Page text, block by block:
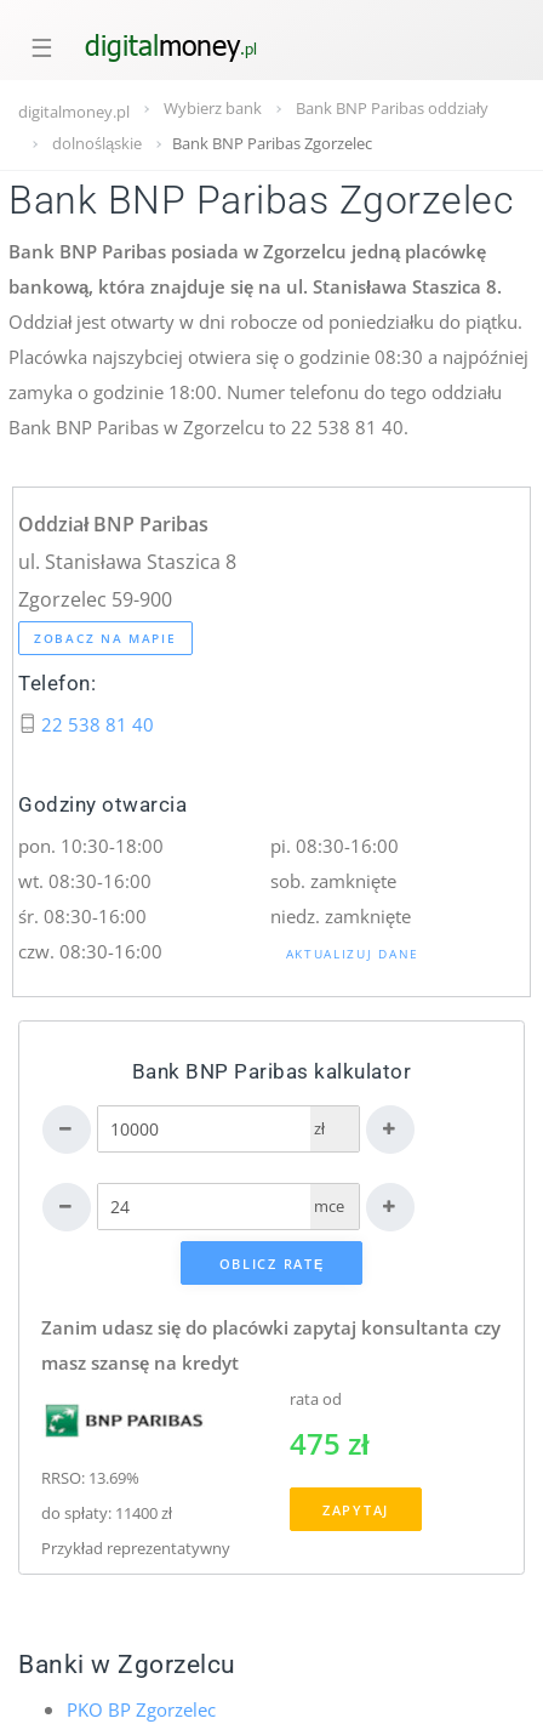
☰
digitalmoney.pl Wybierz bank
Bank BNP Paribas oddziały
dolnośląskie
Bank BNP Paribas Zgorzelec
Bank BNP Paribas Zgorzelec
Bank BNP Paribas posiada w Zgorzelcu jedną placówkę
bankową, która znajduje się na ul. Stanisława Staszica 8.
Oddział jest otwarty w dni robocze od poniedziałku do piątku.
Placówka najszybciej otwiera się o godzinie 08:30 a najpóźniej
zamyka o godzinie 18:00. Numer telefonu do tego oddziału
Bank BNP Paribas w Zgorzelcu to 22 538 81 40.
Oddział BNP Paribas
ul. Stanisława Staszica 8
Zgorzelec 59-900
ZOBACZ NA MAPIE
Telefon:
22 538 81 40
Godziny otwarcia
pon. 10:30-18:00
wt. 08:30-16:00
śr. 08:30-16:00
czw. 08:30-16:00
pi. 08:30-16:00
sob. zamknięte
niedz. zamknięte
AKTUALIZUJ DANE
Bank BNP Paribas kalkulator
zł
mce
Zanim udasz się do placówki zapytaj konsultanta czy
masz szansę na kredyt
RRSO: 13.69%
do spłaty: 11400 zł
Przykład reprezentatywny
rata od
475 zł
ZAPYTAJ
Banki w Zgorzelcu
PKO BP Zgorzelec